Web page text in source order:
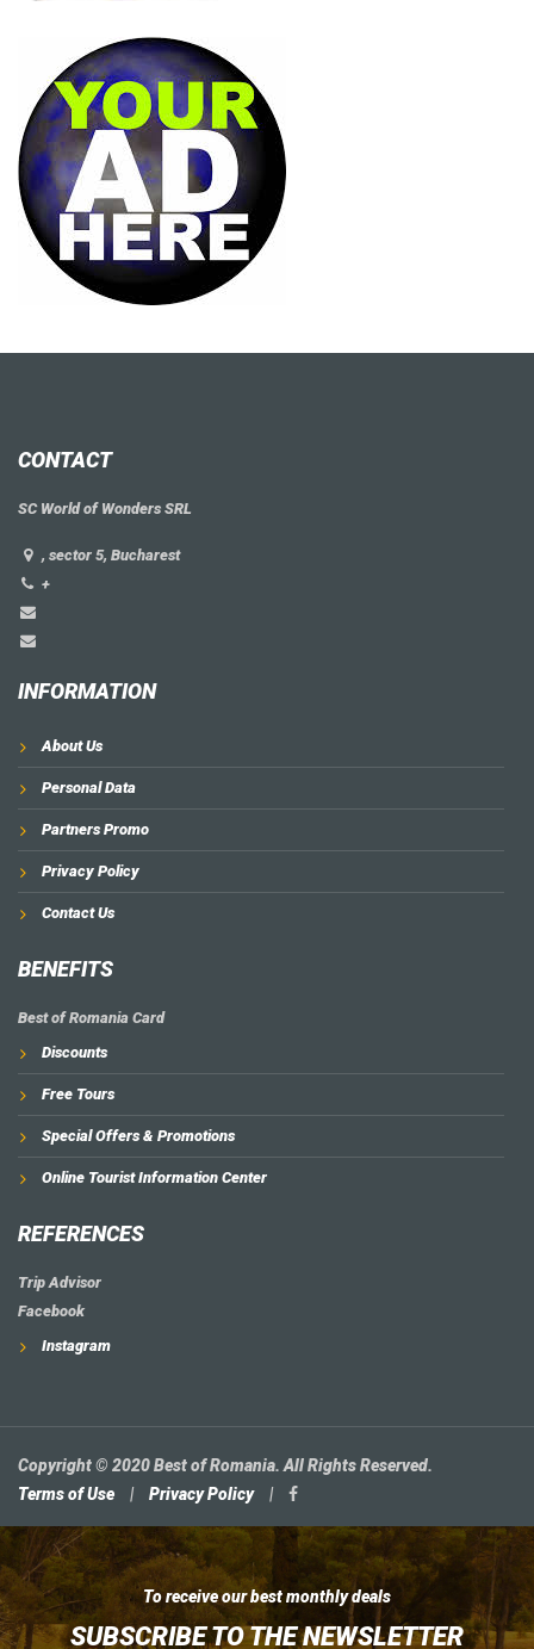
CONTACT
SC World of Wonders SRL
, sector 5, Bucharest
+
INFORMATION
About Us
Personal Data
Partners Promo
Privacy Policy
Contact Us
BENEFITS
Best of Romania Card
Discounts
Free Tours
Special Offers & Promotions
Online Tourist Information Center
REFERENCES
Trip Advisor
Facebook
Instagram
Copyright © 2020 Best of Romania. All Rights Reserved.
Terms of Use
| Privacy Policy |
To receive our best monthly deals
SUBSCRIBE TO THE NEWSLETTER